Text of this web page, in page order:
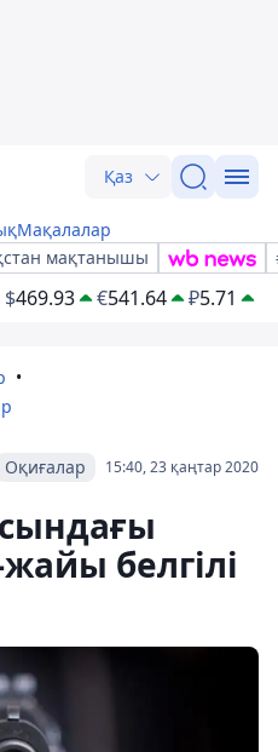
Қаз
Мақалалар
мақтанышы
$469.93 €541.64 ₽5.71
15:40, 23 қаңтар 2020
Оқиғалар
белгілі